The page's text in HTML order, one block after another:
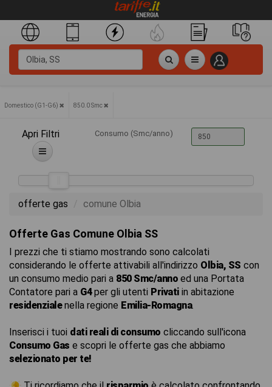
Domestico (G1-G6) 850.0 Smc
Apri Filtri Consumo (Smc/anno)
offerte gas comune Olbia
Offerte Gas Comune Olbia SS
I prezzi che ti stiamo mostrando sono calcolati
considerando le offerte attivabili all'indirizzo Olbia, SS con
un consumo medio pari a 850 Smc/anno ed una Portata
Contatore pari a G4per gli utenti Privatiin abitazione
residenzialenella regione Emilia-Romagna.
Inserisci i tuoi dati reali di consumo cliccando sull'icona
Consumo Gas e scopri le offerte gas che abbiamo
selezionato per te!